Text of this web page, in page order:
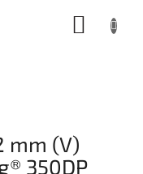
mm (V)
350DP